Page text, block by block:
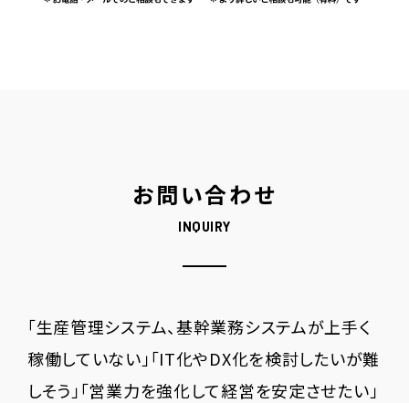
お問い合わせ
INQUIRY
「生産管理システム、基幹業務システムが上手く
稼働していない」「IT化やDX化を検討したいが難
しそう」「営業力を強化して経営を安定させたい」